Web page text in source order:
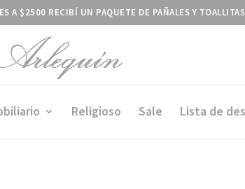
A $2500 RECIBÍ UN PAQUETE DE PAÑALES Y TOALLITAS
Religioso Sale Lista de